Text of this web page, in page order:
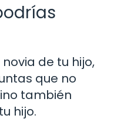
de tu hijo,
que no
también
hijo.